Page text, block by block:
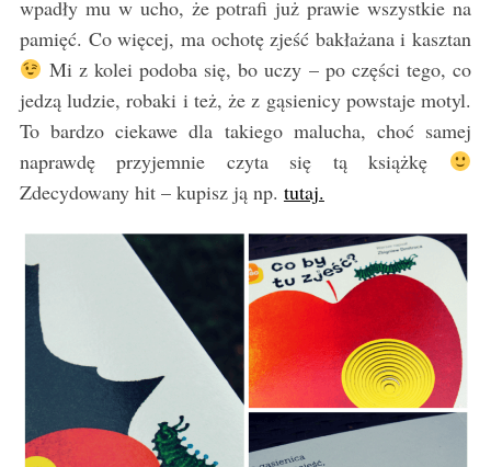
wpadły mu w ucho, że potrafi już prawie wszystkie na
pamięć. Co więcej, ma ochotę zjeść bakłażana i kasztan
Mi z kolei podoba się, bo uczy – po części tego, co
jedzą ludzie, robaki i też, że z gąsienicy powstaje motyl.
To bardzo ciekawe dla takiego malucha, choć samej
naprawdę przyjemnie czyta się tą książkę
Zdecydowany hit – kupisz ją np. tutaj.